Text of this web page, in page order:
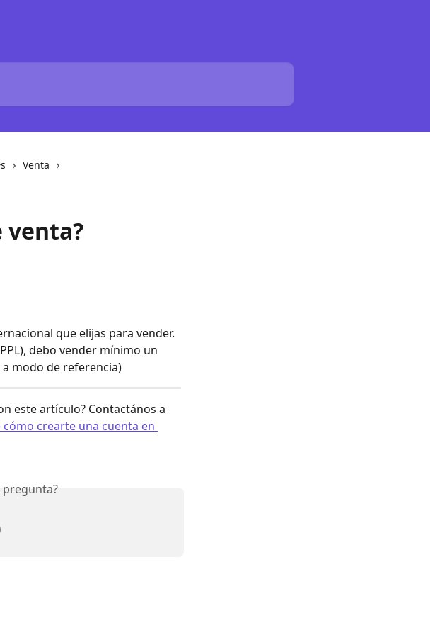
Venta
venta?
que elijas para vender.
debo vender mínimo un
modo de referencia)
este artículo? Contactános a
cómo crearte una cuenta en